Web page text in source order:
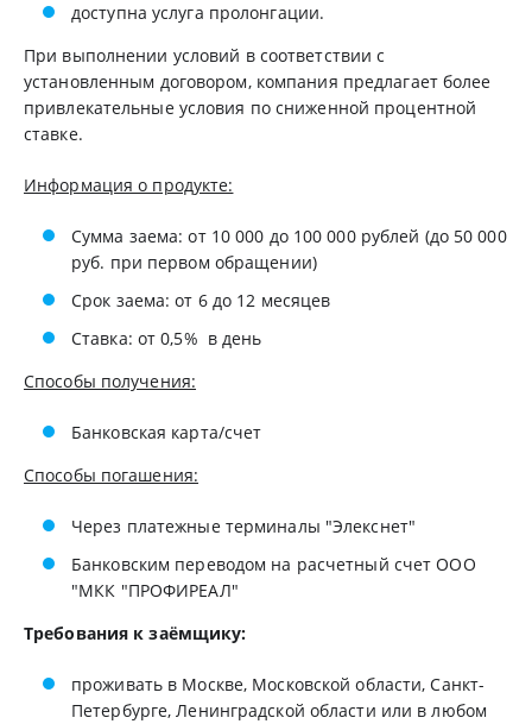
доступна услуга пролонгации.
При выполнении условий в соответствии с
установленным договором, компания предлагает более
привлекательные условия по сниженной процентной
ставке.
Информация о продукте:
Сумма заема: от 10 000 до 100 000 рублей (до 50 000
руб. при первом обращении)
Срок заема: от 6 до 12 месяцев
Ставка: от 0,5% в день
Способы получения:
Банковская карта/счет
Способы погашения:
Через платежные терминалы "Элекснет"
Банковским переводом на расчетный счет ООО
"МКК "ПРОФИРЕАЛ"
Требования к заёмщику:
проживать в Москве, Московской области, Санкт-
Петербурге, Ленинградской области или в любом